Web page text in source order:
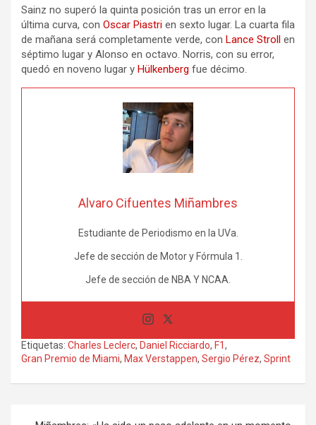
Sainz no superó la quinta posición tras un error en la
última curva, con Oscar Piastri en sexto lugar. La cuarta fila
de mañana será completamente verde, con Lance Stroll en
séptimo lugar y Alonso en octavo. Norris, con su error,
quedó en noveno lugar y Hülkenberg fue décimo.
Alvaro Cifuentes Miñambres
Estudiante de Periodismo en la UVa.
Jefe de sección de Motor y Fórmula 1.
Jefe de sección de NBA Y NCAA.
Etiquetas: Charles Leclerc, Daniel Ricciardo, F1,
Gran Premio de Miami, Max Verstappen, Sergio Pérez, Sprint